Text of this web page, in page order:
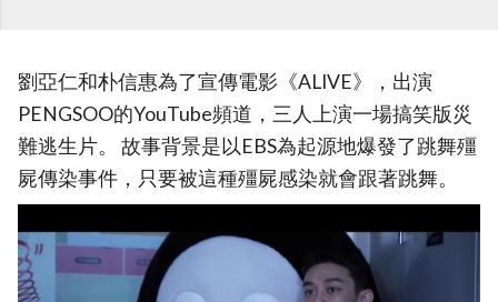
劉亞仁和朴信惠為了宣傳電影《ALIVE》，出演
PENGSOO的YouTube頻道，三人上演一場搞笑版災
難逃生片。 故事背景是以EBS為起源地爆發了跳舞殭
屍傳染事件，只要被這種殭屍感染就會跟著跳舞。